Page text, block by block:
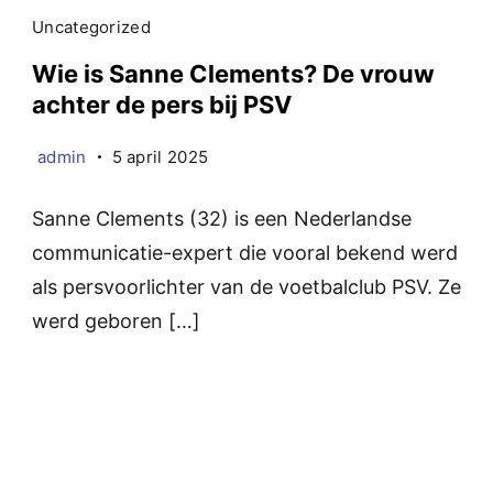
Uncategorized
Wie is Sanne Clements? De vrouw
achter de pers bij PSV
admin 5 april 2025
Sanne Clements (32) is een Nederlandse
communicatie-expert die vooral bekend werd
als persvoorlichter van de voetbalclub PSV. Ze
werd geboren […]